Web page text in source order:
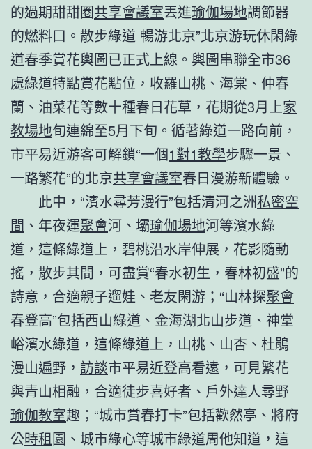
的過期甜甜圈共享會議室丟進瑜伽場地調節器
的燃料口。散步綠道 暢游北京”北京游玩休閑綠
道春季賞花輿圖已正式上線。輿圖串聯全市36
處綠道特點賞花點位，收羅山桃、海棠、仲春
蘭、油菜花等數十種春日花草，花期從3月上家
教場地旬連綿至5月下旬。循著綠道一路向前，
市平易近游客可解鎖“一個1對1教學步驟一景、
一路繁花”的北京共享會議室春日漫游新體驗。
此中，“濱水尋芳漫行”包括清河之洲私密空
間 、年夜運聚會河、壩瑜伽場地河等濱水綠
道，這條綠道上，碧桃沿水岸伸展，花影隨動
搖，散步其間，可盡賞“春水初生，春林初盛”的
詩意，合適親子遛娃、老友閑游；“山林探聚會
春登高”包括西山綠道、金海湖北山步道、神堂
峪濱水綠道，這條綠道上，山桃、山杏、杜鵑
漫山遍野， 訪談市平易近登高看遠，可見繁花
與青山相融，合適徒步喜好者、戶外達人尋野
瑜伽教室趣；“城市賞春打卡”包括歡然亭、將府
公時租園、城市綠心等城市綠道周他知道，這